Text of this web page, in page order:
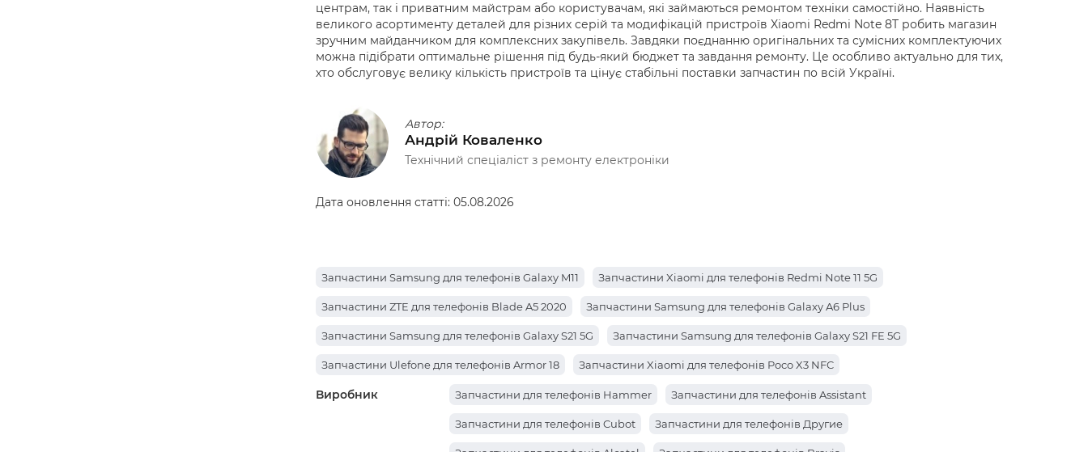
центрам, так і приватним майстрам або користувачам, які займаються ремонтом техніки самостійно. Наявність
великого асортименту деталей для різних серій та модифікацій пристроїв Xiaomi Redmi Note 8T робить магазин
зручним майданчиком для комплексних закупівель. Завдяки поєднанню оригінальних та сумісних комплектуючих
можна підібрати оптимальне рішення під будь-який бюджет та завдання ремонту. Це особливо актуально для тих,
хто обслуговує велику кількість пристроїв та цінує стабільні поставки запчастин по всій Україні.
Автор:
Андрій Коваленко
Технічний спеціаліст з ремонту електроніки
Дата оновлення статті: 05.08.2026
Запчастини Samsung для телефонів Galaxy M11 Запчастини Xiaomi для телефонів Redmi Note 11 5G
Запчастини ZTE для телефонів Blade A5 2020 Запчастини Samsung для телефонів Galaxy A6 Plus
Запчастини Samsung для телефонів Galaxy S21 5G Запчастини Samsung для телефонів Galaxy S21 FE 5G
Запчастини Ulefone для телефонів Armor 18 Запчастини Xiaomi для телефонів Poco X3 NFC
Запчастини Hotwav для телефонів Hyper 7 Pro Запчастини Tecno для телефонів Pova 3
Запчастини Samsung для телефонів Galaxy A7 Запчастини Xiaomi для телефонів Poco M4 Pro 5G
Виробник Запчастини для телефонів Hammer Запчастини для телефонів Assistant
Запчастини для телефонів Cubot Запчастини для телефонів Другие